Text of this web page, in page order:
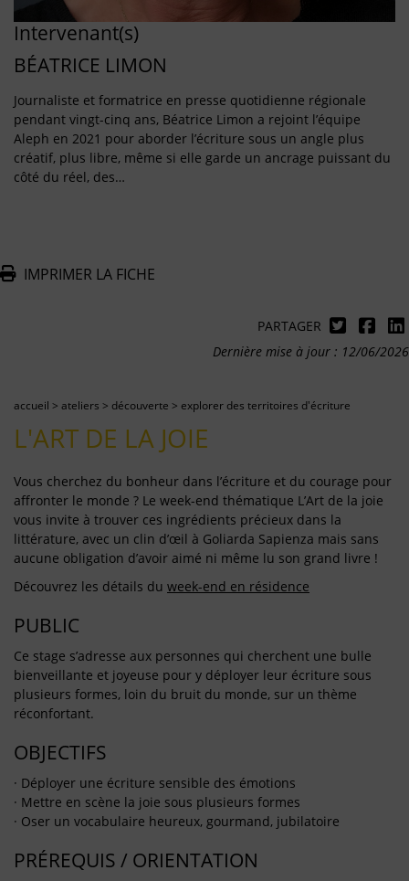
Intervenant(s)
BÉATRICE LIMON
Journaliste et formatrice en presse quotidienne régionale
pendant vingt-cinq ans, Béatrice Limon a rejoint l’équipe
Aleph en 2021 pour aborder l’écriture sous un angle plus
créatif, plus libre, même si elle garde un ancrage puissant du
côté du réel, des…
IMPRIMER LA FICHE
PARTAGER
Dernière mise à jour : 12/06/2026
accueil > ateliers > découverte > explorer des territoires d'écriture
L'ART DE LA JOIE
Vous cherchez du bonheur dans l’écriture et du courage pour
affronter le monde ? Le week-end thématique L’Art de la joie
vous invite à trouver ces ingrédients précieux dans la
littérature, avec un clin d’œil à Goliarda Sapienza mais sans
aucune obligation d’avoir aimé ni même lu son grand livre !
Découvrez les détails du week-end en résidence
PUBLIC
Ce stage s’adresse aux personnes qui cherchent une bulle
bienveillante et joyeuse pour y déployer leur écriture sous
plusieurs formes, loin du bruit du monde, sur un thème
réconfortant.
OBJECTIFS
· Déployer une écriture sensible des émotions
· Mettre en scène la joie sous plusieurs formes
· Oser un vocabulaire heureux, gourmand, jubilatoire
PRÉREQUIS / ORIENTATION